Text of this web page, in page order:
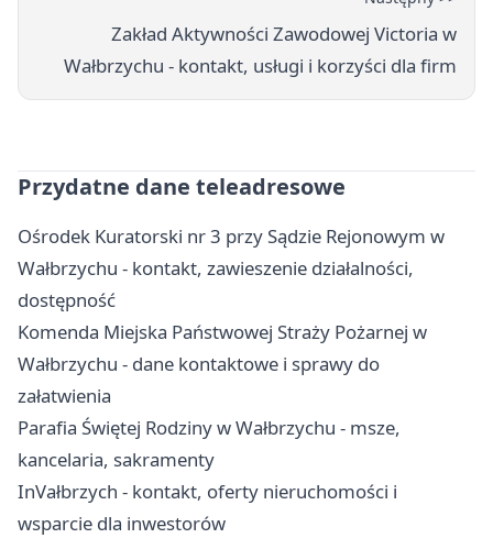
Zakład Aktywności Zawodowej Victoria w
Wałbrzychu - kontakt, usługi i korzyści dla firm
Przydatne dane teleadresowe
Ośrodek Kuratorski nr 3 przy Sądzie Rejonowym w
Wałbrzychu - kontakt, zawieszenie działalności,
dostępność
Komenda Miejska Państwowej Straży Pożarnej w
Wałbrzychu - dane kontaktowe i sprawy do
załatwienia
Parafia Świętej Rodziny w Wałbrzychu - msze,
kancelaria, sakramenty
InVałbrzych - kontakt, oferty nieruchomości i
wsparcie dla inwestorów